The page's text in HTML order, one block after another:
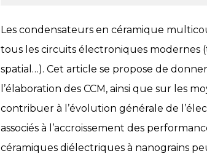
Les condensateurs en céramique
tous les circuits électroniques modernes
spatial…). Cet article se propose de
l’élaboration des CCM, ainsi que sur les
contribuer à l’évolution générale de
associés à l’accroissement des
céramiques diélectriques à nanograins